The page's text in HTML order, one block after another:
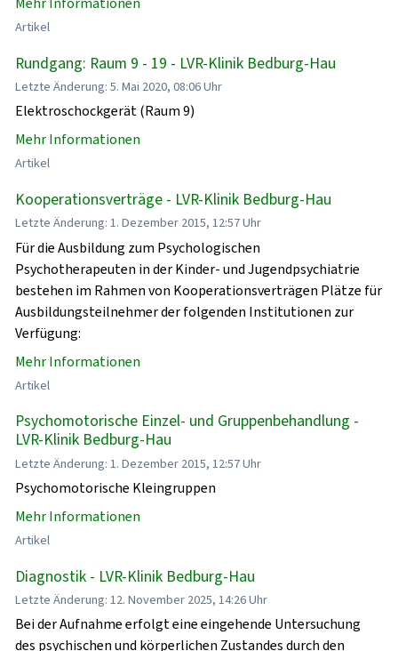
Artikel
Rundgang: Raum 9 - 19 - LVR-Klinik Bedburg-Hau
Letzte Änderung: 5. Mai 2020, 08:06 Uhr
Elektroschockgerät (Raum 9)
Mehr Informationen
Artikel
Kooperationsverträge - LVR-Klinik Bedburg-Hau
Letzte Änderung: 1. Dezember 2015, 12:57 Uhr
Für die Ausbildung zum Psychologischen
Psychotherapeuten in der Kinder- und Jugendpsychiatrie
bestehen im Rahmen von Kooperationsverträgen Plätze für
Ausbildungsteilnehmer der folgenden Institutionen zur
Verfügung:
Mehr Informationen
Artikel
Psychomotorische Einzel- und Gruppenbehandlung -
LVR-Klinik Bedburg-Hau
Letzte Änderung: 1. Dezember 2015, 12:57 Uhr
Psychomotorische Kleingruppen
Mehr Informationen
Artikel
Diagnostik - LVR-Klinik Bedburg-Hau
Letzte Änderung: 12. November 2025, 14:26 Uhr
Bei der Aufnahme erfolgt eine eingehende Untersuchung
des psychischen und körperlichen Zustandes durch den